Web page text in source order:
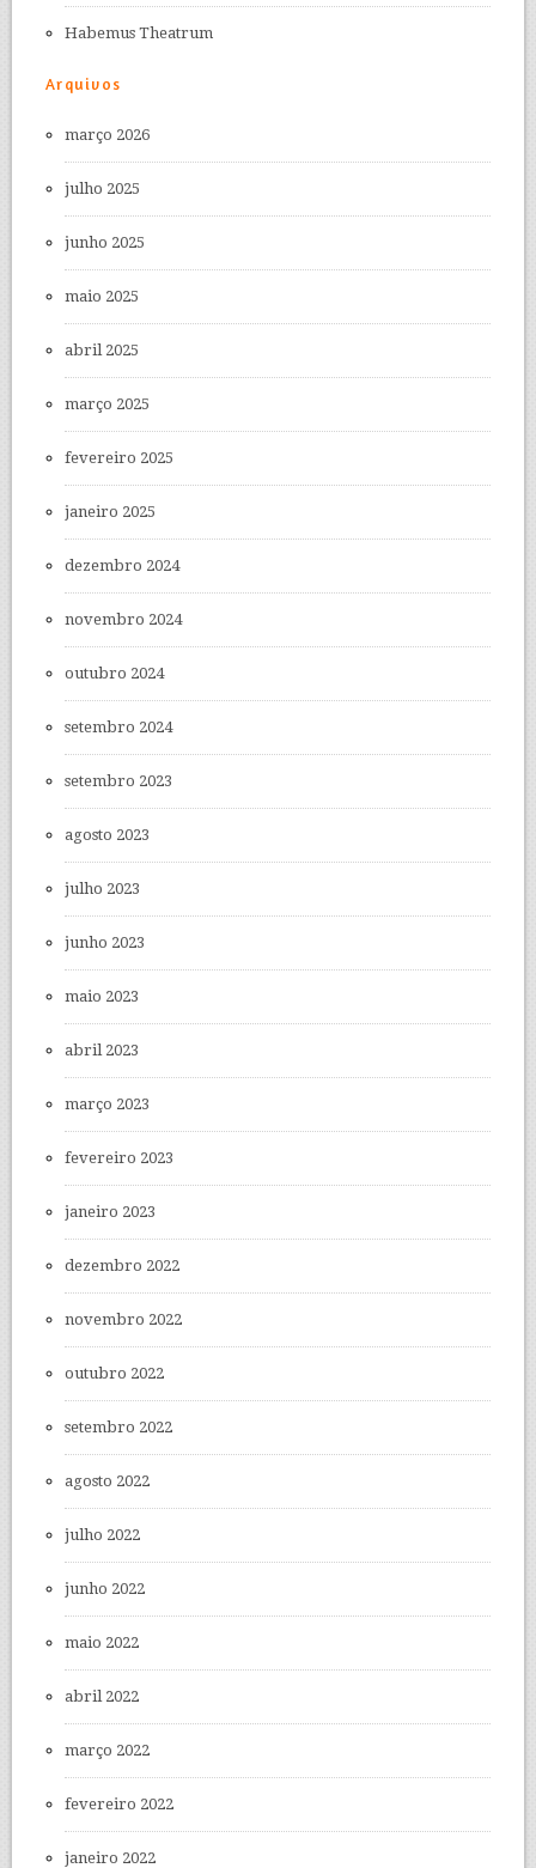
Habemus Theatrum
Arquivos
março 2026
julho 2025
junho 2025
maio 2025
abril 2025
março 2025
fevereiro 2025
janeiro 2025
dezembro 2024
novembro 2024
outubro 2024
setembro 2024
setembro 2023
agosto 2023
julho 2023
junho 2023
maio 2023
abril 2023
março 2023
fevereiro 2023
janeiro 2023
dezembro 2022
novembro 2022
outubro 2022
setembro 2022
agosto 2022
julho 2022
junho 2022
maio 2022
abril 2022
março 2022
fevereiro 2022
janeiro 2022